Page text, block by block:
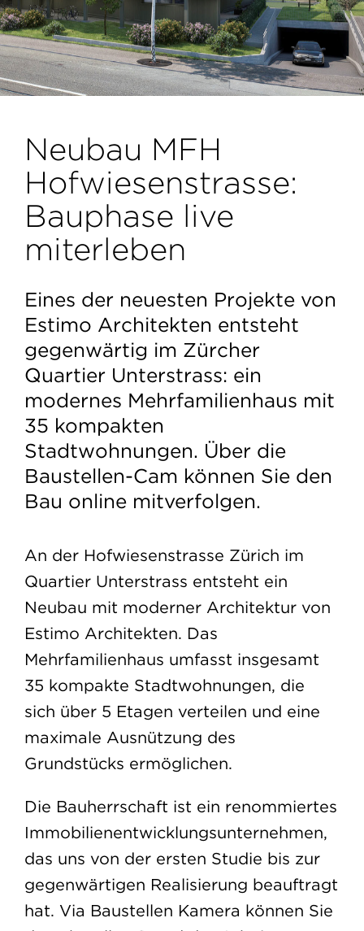
g
a
t
i
g
Neubau MFH
Hofwiesenstrasse:
Bauphase live
miterleben
Eines der neuesten Projekte von
Estimo Architekten entsteht
gegenwärtig im Zürcher
Quartier Unterstrass: ein
modernes Mehrfamilienhaus mit
35 kompakten
Stadtwohnungen. Über die
Baustellen-Cam können Sie den
Bau online mitverfolgen.
An der Hofwiesenstrasse Zürich im
Quartier Unterstrass entsteht ein
Neubau mit moderner Architektur von
Estimo Architekten. Das
Mehrfamilienhaus umfasst insgesamt
35 kompakte Stadtwohnungen, die
sich über 5 Etagen verteilen und eine
maximale Ausnützung des
Grundstücks ermöglichen.
Die Bauherrschaft ist ein renommiertes
Immobilienentwicklungsunternehmen,
das uns von der ersten Studie bis zur
gegenwärtigen Realisierung beauftragt
hat. Via Baustellen Kamera können Sie